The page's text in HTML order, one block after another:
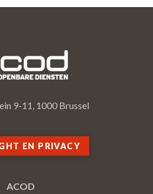
9-11, 1000 Brussel
EN PRIVACY
ACOD